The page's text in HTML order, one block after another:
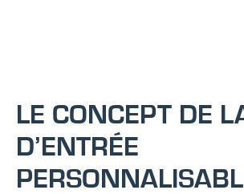
LE CONCEPT DE
D’ENTRÉE